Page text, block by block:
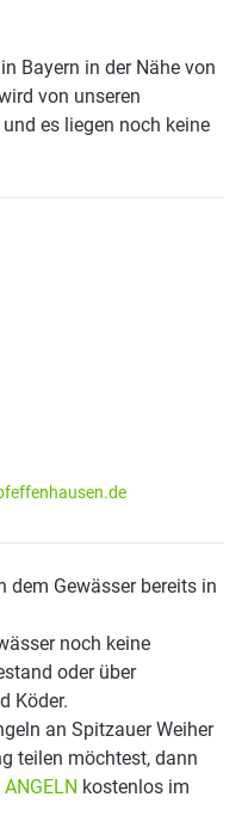
Bayern in der Nähe von
von unseren
es liegen noch keine
dem Gewässer bereits in
noch keine
oder über
Köder.
an Spitzauer Weiher
teilen möchtest, dann
kostenlos im